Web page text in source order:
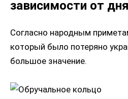
зависимости от
Согласно народным
который было потеряно
большое значение.